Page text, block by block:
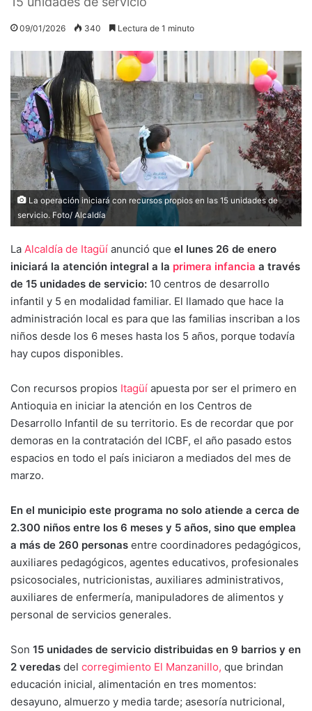
09/01/2026 340 Lectura de 1 minuto
La operación iniciará con recursos propios en las 15 unidades de
servicio. Foto/ Alcaldía
La Alcaldía de Itagüí anunció que el lunes 26 de enero
iniciará la atención integral a la primera infancia a través
de 15 unidades de servicio: 10 centros de desarrollo
infantil y 5 en modalidad familiar. El llamado que hace la
administración local es para que las familias inscriban a los
niños desde los 6 meses hasta los 5 años, porque todavía
hay cupos disponibles.
Con recursos propios Itagüí apuesta por ser el primero en
Antioquia en iniciar la atención en los Centros de
Desarrollo Infantil de su territorio. Es de recordar que por
demoras en la contratación del ICBF, el año pasado estos
espacios en todo el país iniciaron a mediados del mes de
marzo.
En el municipio este programa no solo atiende a cerca de
2.300 niños entre los 6 meses y 5 años, sino que emplea
a más de 260 personas entre coordinadores pedagógicos,
auxiliares pedagógicos, agentes educativos, profesionales
psicosociales, nutricionistas, auxiliares administrativos,
auxiliares de enfermería, manipuladores de alimentos y
personal de servicios generales.
Son 15 unidades de servicio distribuidas en 9 barrios y en
2 veredas del corregimiento El Manzanillo, que brindan
educación inicial, alimentación en tres momentos:
desayuno, almuerzo y media tarde; asesoría nutricional,